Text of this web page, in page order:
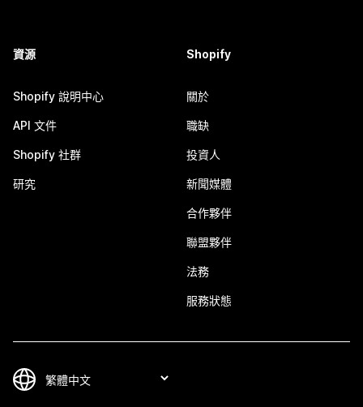
資源
Shopify 說明中心
API 文件
Shopify 社群
研究
Shopify
關於
職缺
投資人
新聞媒體
合作夥伴
聯盟夥伴
法務
服務狀態